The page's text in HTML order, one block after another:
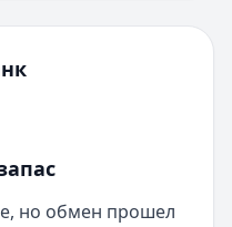
но обмен прошел